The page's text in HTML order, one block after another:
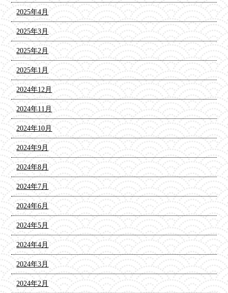
2025年4月
2025年3月
2025年2月
2025年1月
2024年12月
2024年11月
2024年10月
2024年9月
2024年8月
2024年7月
2024年6月
2024年5月
2024年4月
2024年3月
2024年2月